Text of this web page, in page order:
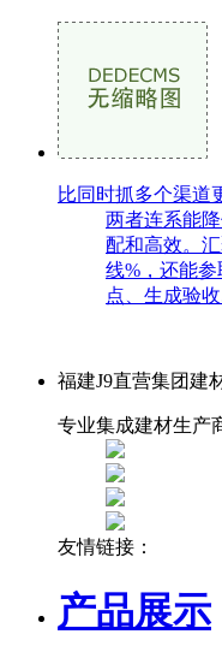
比同时抓多个渠道
两者连系能
配和高效。
线%，还能
点、生成验收
福建J9直营集团建
专业集成建材生产
友情链接：
产品展示